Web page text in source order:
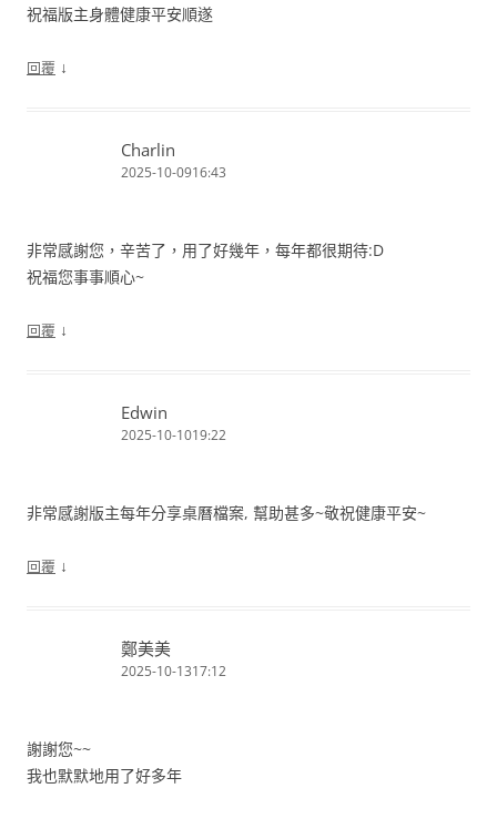
祝福版主身體健康平安順遂
回覆 ↓
Charlin
2025-10-0916:43
非常感謝您，辛苦了，用了好幾年，每年都很期待:D
祝福您事事順心~
回覆 ↓
Edwin
2025-10-1019:22
非常感謝版主每年分享桌曆檔案, 幫助甚多~敬祝健康平安~
回覆 ↓
鄭美美
2025-10-1317:12
謝謝您~~
我也默默地用了好多年